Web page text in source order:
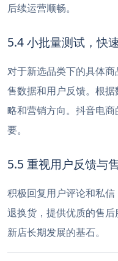
后续运营顺畅。
5.4 小批量测试，快
对于新选品类下的具体
售数据和用户反馈。根
略和营销方向。抖音电
要。
5.5 重视用户反馈与
积极回复用户评论和私
退换货，提供优质的售
新店长期发展的基石。